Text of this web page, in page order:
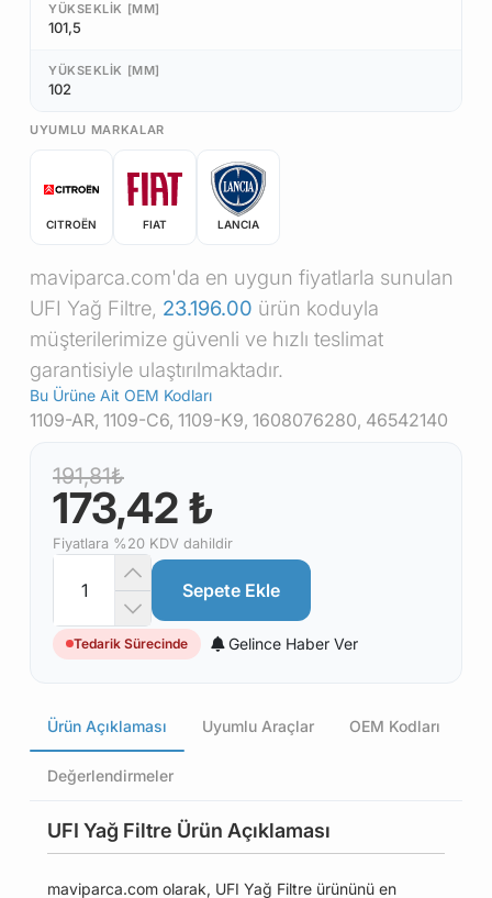
YÜKSEKLIK [MM]
101,5
YÜKSEKLIK [MM]
102
UYUMLU MARKALAR
CITROËN FIAT LANCIA
maviparca.com'da en uygun fiyatlarla sunulan
UFI Yağ Filtre, 23.196.00 ürün koduyla
müşterilerimize güvenli ve hızlı teslimat
garantisiyle ulaştırılmaktadır.
Bu Ürüne Ait OEM Kodları
1109-AR, 1109-C6, 1109-K9, 1608076280, 46542140
191,81₺
173,42 ₺
Fiyatlara %20 KDV dahildir
Sepete Ekle
Tedarik Sürecinde Gelince Haber Ver
Ürün Açıklaması Uyumlu Araçlar OEM Kodları
Değerlendirmeler
UFI Yağ Filtre Ürün Açıklaması
maviparca.com olarak, UFI Yağ Filtre ürününü en